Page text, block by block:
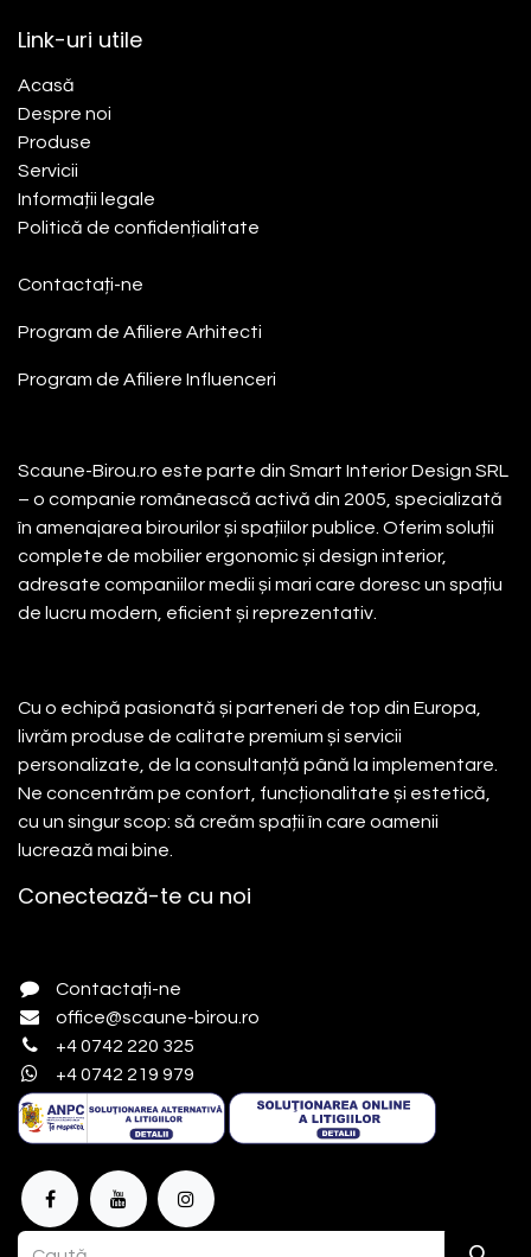
Link-uri utile
Acasă​
Despre noi
Produse
Servicii
Informații legale
Politică de confidențialitate
Contactați-ne
Program de Afiliere Arhitecti
Program de Afiliere Influenceri
Scaune-Birou.ro este parte din Smart Interior Design SRL
– o companie românească activă din 2005, specializată
în amenajarea birourilor și spațiilor publice. Oferim soluții
complete de mobilier ergonomic și design interior,
adresate companiilor medii și mari care doresc un spațiu
de lucru modern, eficient și reprezentativ.
Cu o echipă pasionată și parteneri de top din Europa,
livrăm produse de calitate premium și servicii
personalizate, de la consultanță până la implementare.
Ne concentrăm pe confort, funcționalitate și estetică,
cu un singur scop: să creăm spații în care oamenii
lucrează mai bine.
Conectează-te cu noi
Contactați-ne
office@scaune-birou.ro
+4 0742 220 325
+4 0742 219 979